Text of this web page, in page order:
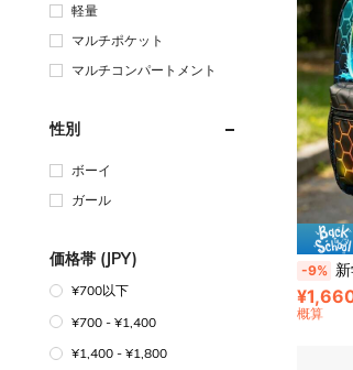
軽量
マルチポケット
マルチコンパートメント
性別
ボーイ
ガール
価格帯 (JPY)
¥700以下
¥700 - ¥1,400
¥1,400 - ¥1,800
-9% 新学期 学
概算